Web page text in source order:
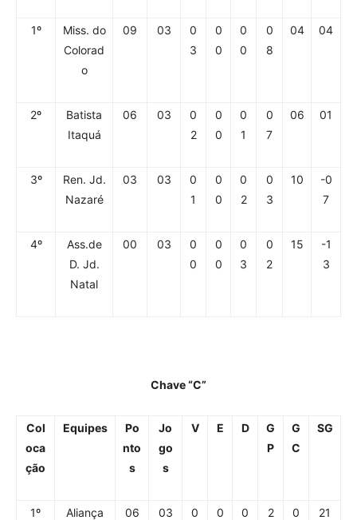
1º
Miss. do
Colorad
o
09 03
0
3
0
0
0
0
0
8
04 04
2º
Batista
Itaquá
06 03
0
2
0
0
0
1
0
7
06 01
3º
Ren. Jd.
Nazaré
03 03
0
1
0
0
0
2
0
3
10
-0
7
4º
Ass.de
D. Jd.
Natal
00 03
0
0
0
0
0
3
0
2
15
-1
3
Chave “C”
Col
oca
ção
Equipes
Po
nto
s
Jo
go
s
V E D
G
P
G
C
SG
1º
Aliança
06 03
0
0
0
2
0
21